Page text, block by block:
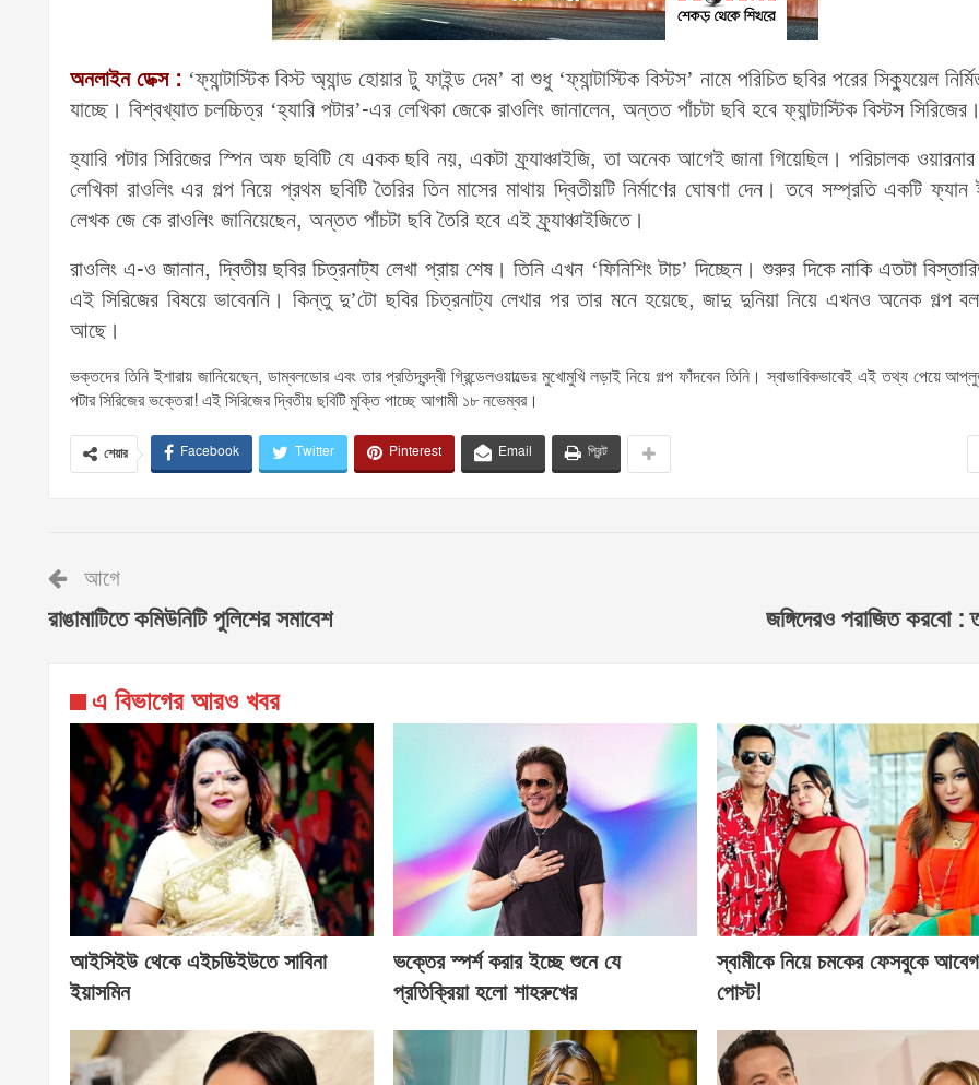
অনলাইন ডেক্স : ‘ফ্যান্টাস্টিক বিস্ট অ্যান্ড হোয়ার টু ফাইন্ড দেম’ বা শুধু ‘ফ্যান্টাস্টিক বিস্টস’ নামে পরিচিত ছবির পরের সিক্যুয়েল
যাচ্ছে। বিশ্বখ্যাত চলচ্চিত্র ‘হ্যারি পটার’-এর লেখিকা জেকে রাওলিং জানালেন, অন্তত পাঁচটা ছবি হবে ফ্যান্টাস্টিক বিস্টস সিরিজের।
হ্যারি পটার সিরিজের স্পিন অফ ছবিটি যে একক ছবি নয়, একটা ফ্র্যাঞ্চাইজি, তা অনেক আগেই জানা গিয়েছিল। পরিচালক
লেখিকা রাওলিং এর গল্প নিয়ে প্রথম ছবিটি তৈরির তিন মাসের মাথায় দ্বিতীয়টি নির্মাণের ঘোষণা দেন। তবে সম্প্রতি একটি ফ্যান
লেখক জে কে রাওলিং জানিয়েছেন, অন্তত পাঁচটা ছবি তৈরি হবে এই ফ্র্যাঞ্চাইজিতে।
রাওলিং এ-ও জানান, দ্বিতীয় ছবির চিত্রনাট্য লেখা প্রায় শেষ। তিনি এখন ‘ফিনিশিং টাচ’ দিচ্ছেন। শুরুর দিকে নাকি এতটা
এই সিরিজের বিষয়ে ভাবেননি। কিন্তু দু’টো ছবির চিত্রনাট্য লেখার পর তার মনে হয়েছে, জাদু দুনিয়া নিয়ে এখনও অনেক গল্প
আছে।
ভক্তদের তিনি ইশারায় জানিয়েছেন, ডাম্বলডোর এবং তার প্রতিদ্বন্দ্বী গ্রিন্ডেলওয়াল্ডের মুখোমুখি লড়াই নিয়ে গল্প ফাঁদবেন তিনি। স্বাভাবিকভাবেই এই তথ্য পেয়ে
পটার সিরিজের ভক্তেরা! এই সিরিজের দ্বিতীয় ছবিটি মুক্তি পাচ্ছে আগামী ১৮ নভেম্বর।
শেয়ার Facebook Twitter Pinterest Email প্রিন্ট
আগে
রাঙামাটিতে কমিউনিটি পুলিশের সমাবেশ জঙ্গিদেরও পরাজিত করবো :
এ বিভাগের আরও খবর
আইসিইউ থেকে এইচডিইউতে সাবিনা
ইয়াসমিন
ভক্তের স্পর্শ করার ইচ্ছে শুনে যে
প্রতিক্রিয়া হলো শাহরুখের
স্বামীকে নিয়ে চমকের ফেসবুকে
পোস্ট!